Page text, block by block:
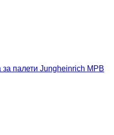
за палети Jungheinrich MPB